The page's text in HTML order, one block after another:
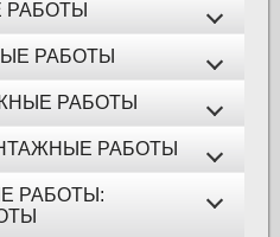
РАБОТЫ
РАБОТЫ
РАБОТЫ
РАБОТЫ: